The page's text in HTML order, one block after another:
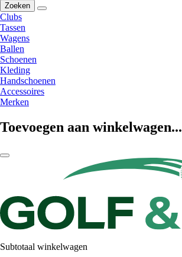
Zoeken
Clubs
Tassen
Wagens
Ballen
Schoenen
Kleding
Handschoenen
Accessoires
Merken
Toevoegen aan winkelwagen...
Subtotaal winkelwagen